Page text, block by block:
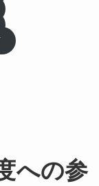
への参